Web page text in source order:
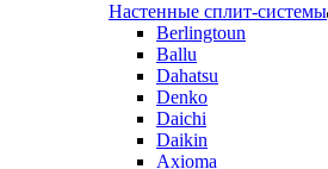
Настенные сплит-системы
Berlingtoun
Ballu
Dahatsu
Denko
Daichi
Daikin
Axioma